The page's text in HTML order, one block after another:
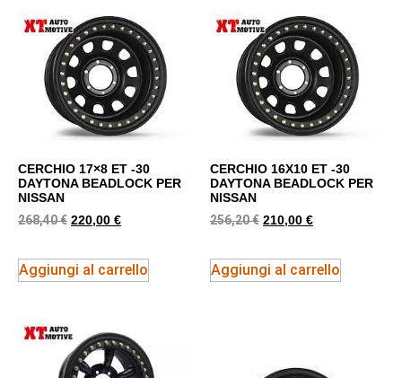
CERCHIO 17×8 ET -30
DAYTONA BEADLOCK PER
NISSAN
268,40€ 220,00 €
Aggiungi al carrello
CERCHIO 16X10 ET -30
DAYTONA BEADLOCK PER
NISSAN
256,20€ 210,00 €
Aggiungi al carrello